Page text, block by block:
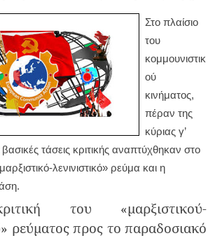
Στο πλαίσιο
του
κομμουνιστικ
ού
κινήματος,
πέραν της
κύριας γ’
βασικές τάσεις κριτικής αναπτύχθηκαν στο
λενινιστικό» ρεύμα και η
του «μαρξιστικού-
ρεύματος προς το παραδοσιακό